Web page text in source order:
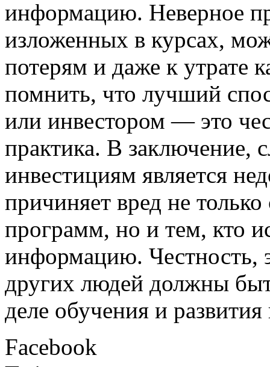
информацию. Неверное
изложенных в курсах,
потерям и даже к утрате
помнить, что лучший
или инвестором — это
практика. В заключение,
инвестициям является
причиняет вред не
программ, но и тем, кто
информацию. Честность,
других людей должны
деле обучения и
Facebook